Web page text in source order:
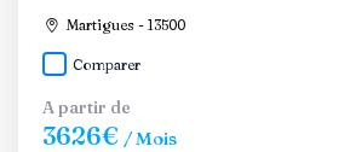
Martigues - 13500
Comparer
A partir de
3626€ / Mois